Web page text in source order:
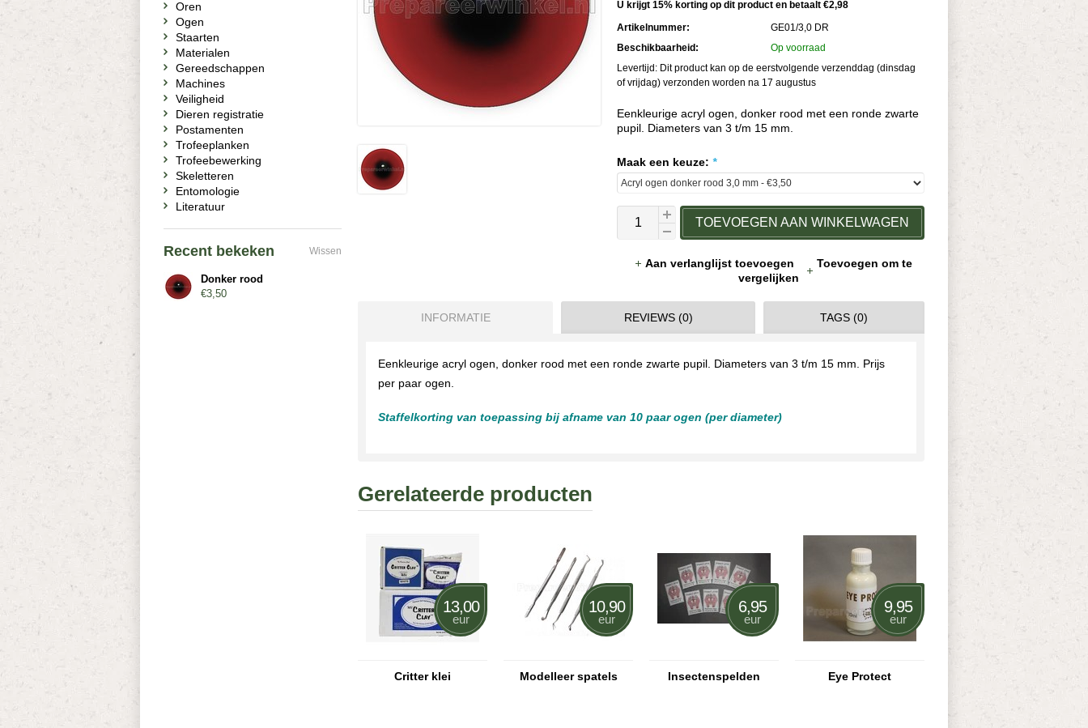
U krijgt 15% korting op dit product en betaalt €2,98
Artikelnummer:
GE01/3,0 DR
Beschikbaarheid:
Op voorraad
Levertijd: Dit product kan op de eerstvolgende verzenddag (dinsdag
of vrijdag) verzonden worden na 17 augustus
Eenkleurige acryl ogen, donker rood met een ronde zwarte
pupil. Diameters van 3 t/m 15 mm.
Maak een keuze: *
TOEVOEGEN AAN WINKELWAGEN
Aan verlanglijst toevoegen
Toevoegen om te
vergelijken
INFORMATIE REVIEWS (0) TAGS (0)
Eenkleurige acryl ogen, donker rood met een ronde zwarte pupil. Diameters van 3 t/m 15 mm. Prijs
per paar ogen.
Staffelkorting van toepassing bij afname van 10 paar ogen (per diameter)
Gerelateerde producten
13,00
eur
Critter klei
10,90
eur
Modelleer spatels
6,95
eur
Insectenspelden
9,95
eur
Eye Protect
Oren
Ogen
Staarten
Materialen
Gereedschappen
Machines
Veiligheid
Dieren registratie
Postamenten
Trofeeplanken
Trofeebewerking
Skeletteren
Entomologie
Literatuur
Recent bekeken Wissen
Donker rood
€3,50